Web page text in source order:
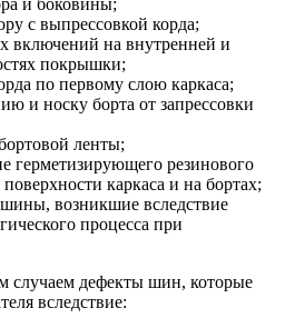
с выпрессовкой корда;
включений на внутренней и
покрышки;
по первому слою каркаса;
и носку борта от запрессовки
ленты;
герметизирующего резинового
каркаса и на бортах;
возникшие вследствие
процесса при
случаем дефекты шин, которые
вследствие: